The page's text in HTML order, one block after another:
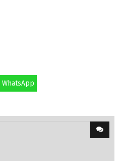
WhatsApp